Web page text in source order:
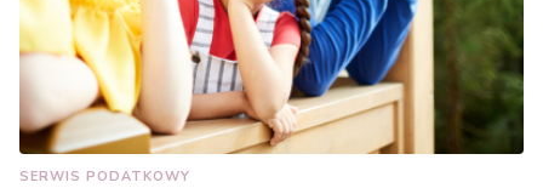
SERWIS PODATKOWY